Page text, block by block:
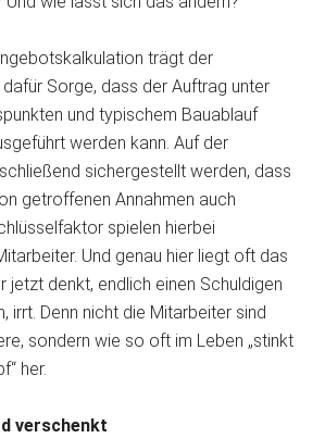
trägt der
Sorge, dass der Auftrag unter
und typischem Bauablauf
werden kann. Auf der
sichergestellt werden, dass
getroffenen Annahmen auch
spielen hierbei
Und genau hier liegt oft das
jetzt denkt, endlich einen Schuldigen
irrt. Denn nicht die Mitarbeiter sind
sondern wie so oft im Leben „stinkt
her.
verschenkt